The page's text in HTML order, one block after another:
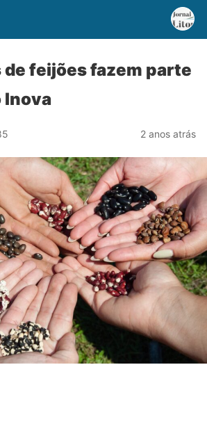
de feijões fazem parte
Inova
2 anos atrás